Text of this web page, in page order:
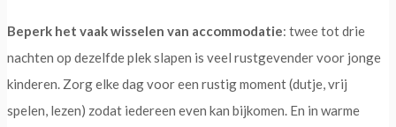
Beperk het vaak wisselen van accommodatie: twee tot drie
nachten op dezelfde plek slapen is veel rustgevender voor jonge
kinderen. Zorg elke dag voor een rustig moment (dutje, vrij
spelen, lezen) zodat iedereen even kan bijkomen. En in warme